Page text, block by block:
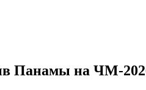
Панамы на